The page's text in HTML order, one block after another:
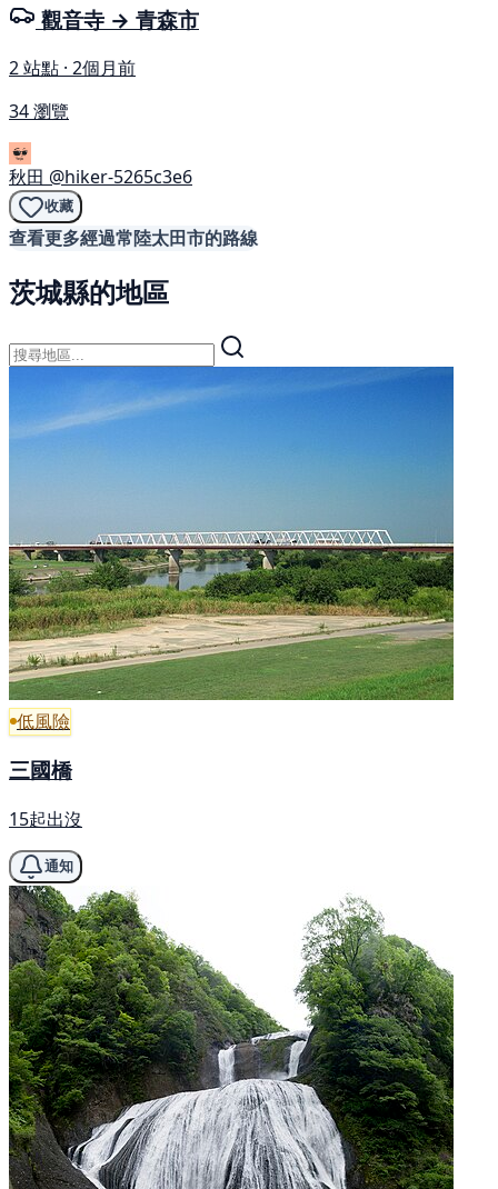
觀音寺 → 青森市
2 站點 · 2個月前
34 瀏覽
秋田 @hiker-5265c3e6
收藏
查看更多經過常陸太田市的路線
茨城縣的地區
低風險
三國橋
15起出沒
通知